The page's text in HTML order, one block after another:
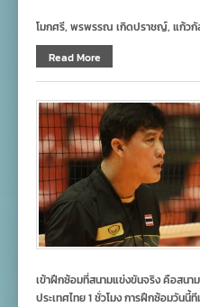
โมกศรี, พรพรรณ เกิดปราชญ์, แก้วกั
Read More
เข้าฝึกซ้อมที่สนามแข่งขันจริง คือสนา
ประเทศไทย 1 ชั่วโมง การฝึกซ้อมวันนี้